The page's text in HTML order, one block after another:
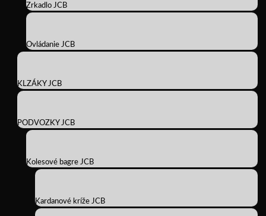
Zrkadlo JCB
Ovládanie JCB
KLZÁKY JCB
PODVOZKY JCB
Kolesové bagre JCB
Kardanové kríže JCB